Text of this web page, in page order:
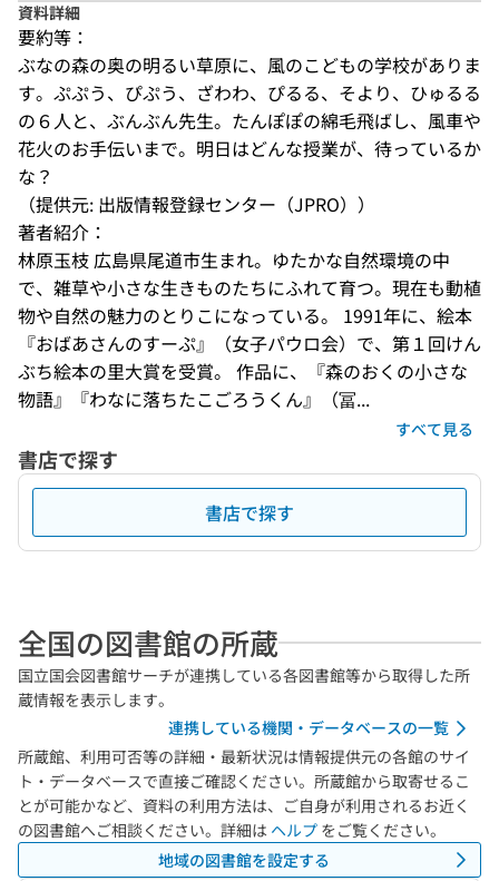
資料詳細
要約等：
ぶなの森の奥の明るい草原に、風のこどもの学校がありま
す。ぷぷう、ぴぷう、ざわわ、ぴるる、そより、ひゅるる
の６人と、ぶんぶん先生。たんぽぽの綿毛飛ばし、風車や
花火のお手伝いまで。明日はどんな授業が、待っているか
な？
（提供元: 出版情報登録センター（JPRO））
著者紹介：
林原玉枝 広島県尾道市生まれ。ゆたかな自然環境の中
で、雑草や小さな生きものたちにふれて育つ。現在も動植
物や自然の魅力のとりこになっている。 1991年に、絵本
『おばあさんのすーぷ』（女子パウロ会）で、第１回けん
ぶち絵本の里大賞を受賞。 作品に、『森のおくの小さな
物語』『わなに落ちたこごろうくん』（冨...
すべて見る
書店で探す
書店で探す
全国の図書館の所蔵
国立国会図書館サーチが連携している各図書館等から取得した所
蔵情報を表示します。
連携している機関・データベースの一覧
所蔵館、利用可否等の詳細・最新状況は情報提供元の各館のサイ
ト・データベースで直接ご確認ください。所蔵館から取寄せるこ
とが可能かなど、資料の利用方法は、ご自身が利用されるお近く
の図書館へご相談ください。詳細は ヘルプ をご覧ください。
地域の図書館を設定する